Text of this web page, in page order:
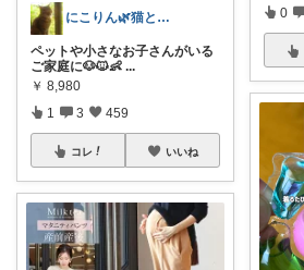
にこりん🌿猫と暮らす主婦のROOM😹
ペットや小さなお子さんがいる
ご家庭に🐶🐱👶 ...
￥ 8,980
1 3 459
コレ いいね
0